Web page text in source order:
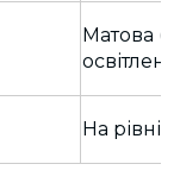
Матова
На рівні